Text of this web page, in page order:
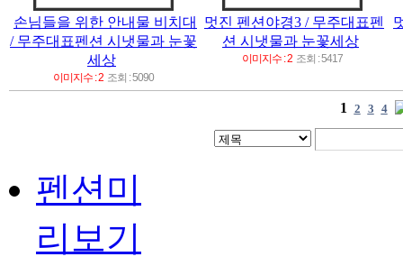
손님들을 위한 안내물 비치대
/ 무주대표펜션 시냇물과 눈꽃
세상
이미지수 : 2 조회 : 5090
멋진 펜션야경3 / 무주대표펜
션 시냇물과 눈꽃세상
이미지수 : 2 조회 : 5417
1 2 3 4
펜션미
리보기